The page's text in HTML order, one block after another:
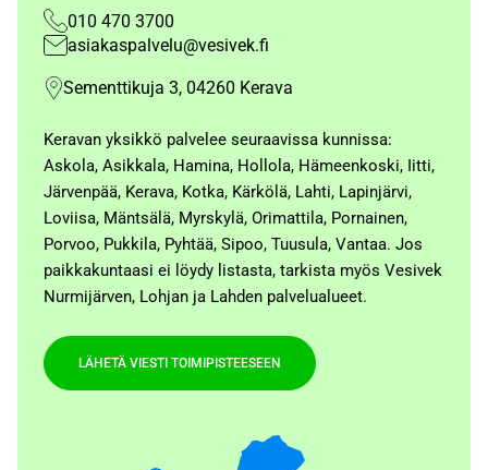
010 470 3700
asiakaspalvelu@vesivek.fi
Sementtikuja 3, 04260 Kerava
Keravan yksikkö palvelee seuraavissa kunnissa:
Askola, Asikkala, Hamina, Hollola, Hämeenkoski, Iitti,
Järvenpää, Kerava, Kotka, Kärkölä, Lahti, Lapinjärvi,
Loviisa, Mäntsälä, Myrskylä, Orimattila, Pornainen,
Porvoo, Pukkila, Pyhtää, Sipoo, Tuusula, Vantaa. Jos
paikkakuntaasi ei löydy listasta, tarkista myös Vesivek
Nurmijärven, Lohjan ja Lahden palvelualueet.
LÄHETÄ VIESTI TOIMIPISTEESEEN